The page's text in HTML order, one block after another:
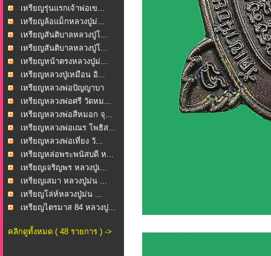
เหรียญรุ่นแรกเจ้าพ่อเข...
เหรียญล้อแม็กหลวงปู่ม่...
เหรียญสันติบาลหลวงปู่โ...
เหรียญสันติบาลหลวงปู่โ...
เหรียญหน้าตรงหลวงปู่ม่...
เหรียญหลวงปู่เหมือน อิ...
เหรียญหลวงพ่อปัญญาบา
รม...
เหรียญหลวงพ่อศรี วัดหม...
เหรียญหลวงพ่อสีหมอก จุ...
เหรียญหลวงพ่อเณร โพธิส...
เหรียญหลวงพ่อเที่ยง วั...
เหรียญหล่อพระพนัสบดี ห...
เหรียญเจริญพร หลวงปู่เ...
เหรียญเสมา หลวงปู่ม่น ...
เหรียญโล่ห์หลวงปู่ม่น ...
เหรียญไตรมาส 84 หลวงปู...
คลิกดูทั้งหมด ( 48 รายการ ) ->